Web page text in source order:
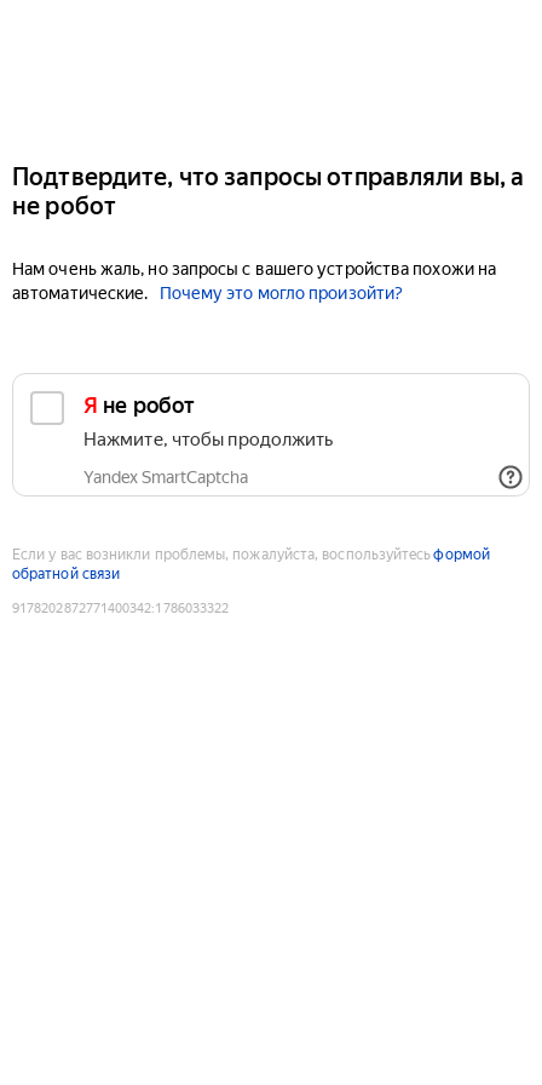
Подтвердите, что запросы отправляли вы, а
не робот
Нам очень жаль, но запросы с вашего устройства похожи на
автоматические.
Почему это могло произойти?
Я не робот
Нажмите, чтобы продолжить
Yandex SmartCaptcha
Если у вас возникли проблемы, пожалуйста, воспользуйтесьформой
обратной связи
9178202872771400342:1786033322